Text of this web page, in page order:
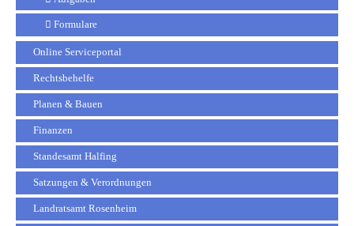
Formulare
Online Serviceportal
Rechtsbehelfe
Planen & Bauen
Finanzen
Standesamt Halfing
Satzungen & Verordnungen
Landratsamt Rosenheim